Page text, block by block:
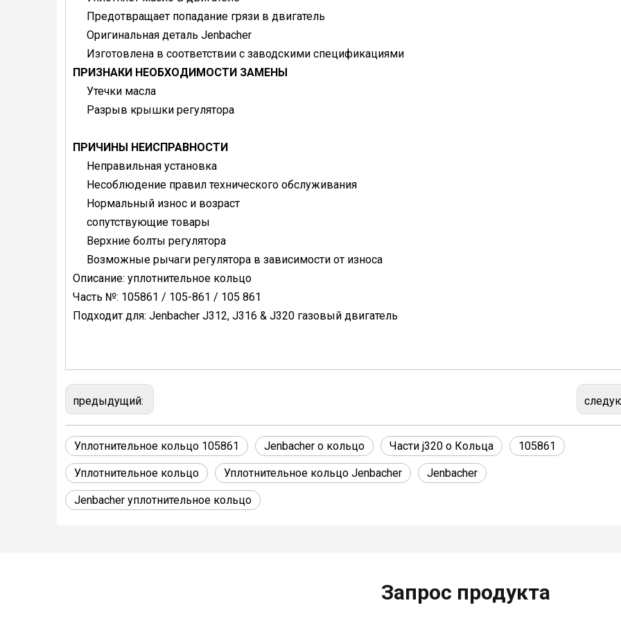
Предотвращает попадание грязи в двигатель
Оригинальная деталь Jenbacher
Изготовлена в соответствии с заводскими спецификациями
ПРИЗНАКИ НЕОБХОДИМОСТИ ЗАМЕНЫ
Утечки масла
Разрыв крышки регулятора
ПРИЧИНЫ НЕИСПРАВНОСТИ
Неправильная установка
Несоблюдение правил технического обслуживания
Нормальный износ и возраст
сопутствующие товары
Верхние болты регулятора
Возможные рычаги регулятора в зависимости от износа
Описание: уплотнительное кольцо
Часть №: 105861 / 105-861 / 105 861
Подходит для: Jenbacher J312, J316 & J320 газовый двигатель
предыдущий:
Уплотнительное кольцо 105861 Jenbacher o кольцо Части j320 o Кольца 105861
Уплотнительное кольцо Уплотнительное кольцо Jenbacher Jenbacher
Jenbacher уплотнительное кольцо
Запрос продукта